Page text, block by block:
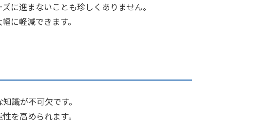
に進まないことも珍しくありません。
に軽減できます。
識が不可欠です。
を高められます。